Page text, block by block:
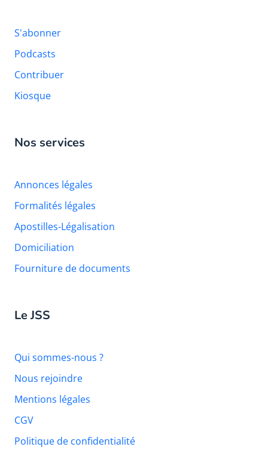
S'abonner
Podcasts
Contribuer
Kiosque
Nos services
Annonces légales
Formalités légales
Apostilles-Légalisation
Domiciliation
Fourniture de documents
Le JSS
Qui sommes-nous ?
Nous rejoindre
Mentions légales
CGV
Politique de confidentialité